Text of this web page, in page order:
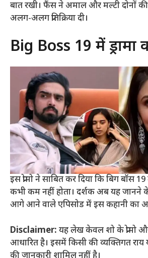
बात रखी। फैंस ने अमाल और मल्टी दोनों की
अलग-अलग प्रतिक्रिया दी।
Big Boss 19 में ड्रामा
इस प्रोमो ने साबित कर दिया कि बिग बॉस
कभी कम नहीं होता। दर्शक अब यह जानने
आगे आने वाले एपिसोड में इस कहानी का
Disclaimer: यह लेख केवल शो के प्रोमो और
आधारित है। इसमें किसी की व्यक्तिगत राय